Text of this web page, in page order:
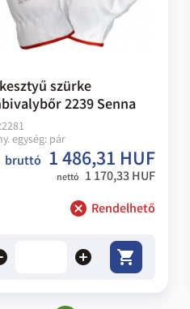
szürke
2239 Senna
egység: pár
bruttó 1 486,31 HUF
nettó 1 170,33 HUF
Rendelhető
add